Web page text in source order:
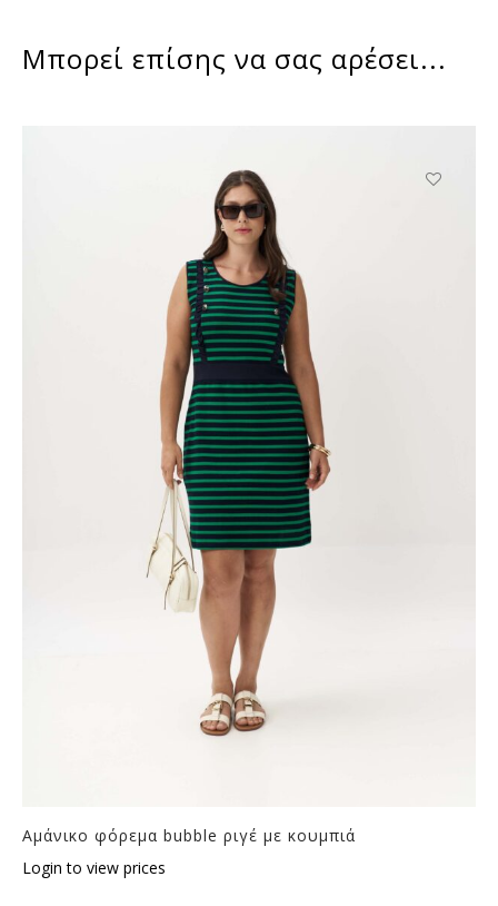
Μπορεί επίσης να σας αρέσει...
Αμάνικο φόρεμα bubble ριγέ με κουμπιά
Login to view prices